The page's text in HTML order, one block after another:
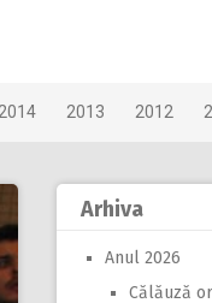
2013 2012
Arhiva
Anul 2026
Călăuză